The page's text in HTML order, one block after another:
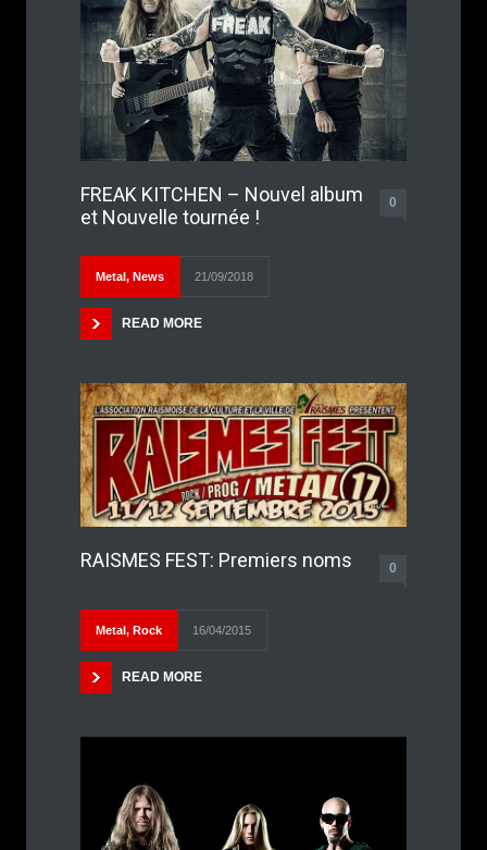
FREAK KITCHEN – Nouvel album
et Nouvelle tournée !
0
Metal , News 21/09/2018
READ MORE
RAISMES FEST: Premiers noms 0
Metal, Rock 16/04/2015
READ MORE